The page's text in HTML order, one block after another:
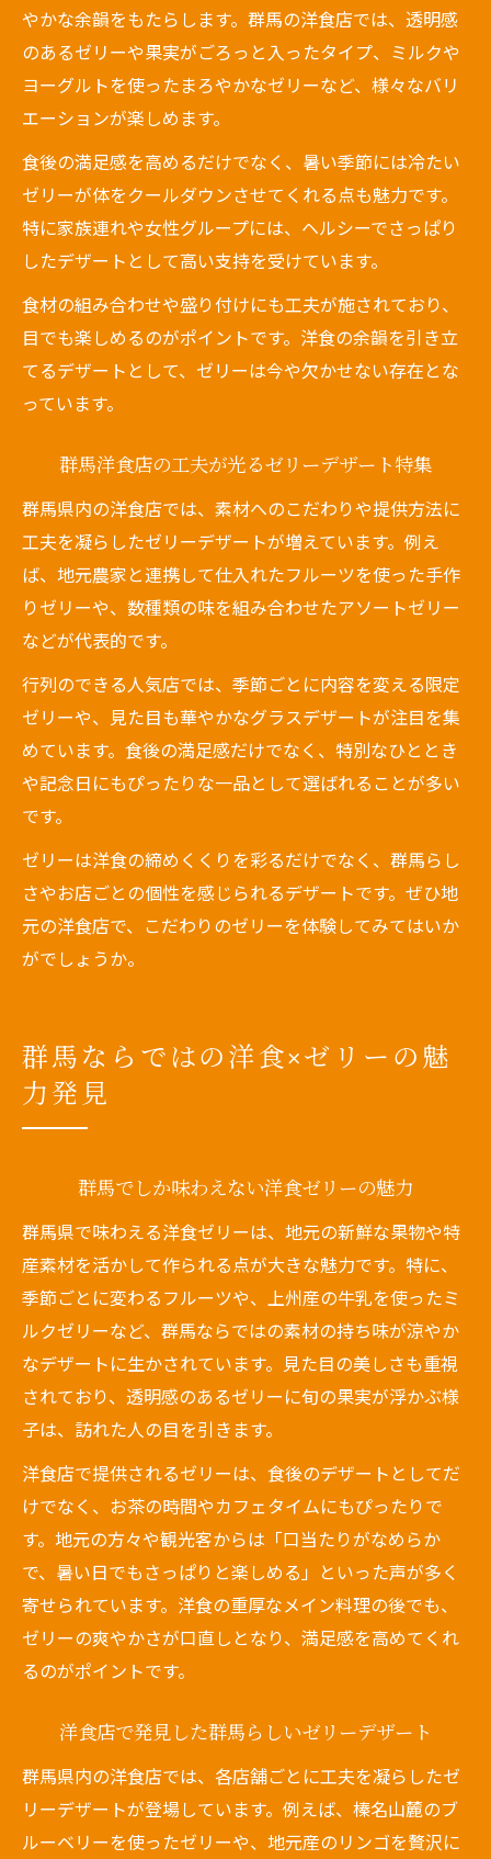
やかな余韻をもたらします。群馬の洋食店では、透明感
のあるゼリーや果実がごろっと入ったタイプ、ミルクや
ヨーグルトを使ったまろやかなゼリーなど、様々なバリ
エーションが楽しめます。
食後の満足感を高めるだけでなく、暑い季節には冷たい
ゼリーが体をクールダウンさせてくれる点も魅力です。
特に家族連れや女性グループには、ヘルシーでさっぱり
したデザートとして高い支持を受けています。
食材の組み合わせや盛り付けにも工夫が施されており、
目でも楽しめるのがポイントです。洋食の余韻を引き立
てるデザートとして、ゼリーは今や欠かせない存在とな
っています。
群馬洋食店の工夫が光るゼリーデザート特集
群馬県内の洋食店では、素材へのこだわりや提供方法に
工夫を凝らしたゼリーデザートが増えています。例え
ば、地元農家と連携して仕入れたフルーツを使った手作
りゼリーや、数種類の味を組み合わせたアソートゼリー
などが代表的です。
行列のできる人気店では、季節ごとに内容を変える限定
ゼリーや、見た目も華やかなグラスデザートが注目を集
めています。食後の満足感だけでなく、特別なひととき
や記念日にもぴったりな一品として選ばれることが多い
です。
ゼリーは洋食の締めくくりを彩るだけでなく、群馬らし
さやお店ごとの個性を感じられるデザートです。ぜひ地
元の洋食店で、こだわりのゼリーを体験してみてはいか
がでしょうか。
群馬ならではの洋食×ゼリーの魅
力発見
群馬でしか味わえない洋食ゼリーの魅力
群馬県で味わえる洋食ゼリーは、地元の新鮮な果物や特
産素材を活かして作られる点が大きな魅力です。特に、
季節ごとに変わるフルーツや、上州産の牛乳を使ったミ
ルクゼリーなど、群馬ならではの素材の持ち味が涼やか
なデザートに生かされています。見た目の美しさも重視
されており、透明感のあるゼリーに旬の果実が浮かぶ様
子は、訪れた人の目を引きます。
洋食店で提供されるゼリーは、食後のデザートとしてだ
けでなく、お茶の時間やカフェタイムにもぴったりで
す。地元の方々や観光客からは「口当たりがなめらか
で、暑い日でもさっぱりと楽しめる」といった声が多く
寄せられています。洋食の重厚なメイン料理の後でも、
ゼリーの爽やかさが口直しとなり、満足感を高めてくれ
るのがポイントです。
洋食店で発見した群馬らしいゼリーデザート
群馬県内の洋食店では、各店舗ごとに工夫を凝らしたゼ
リーデザートが登場しています。例えば、榛名山麓のブ
ルーベリーを使ったゼリーや、地元産のリンゴを贅沢に